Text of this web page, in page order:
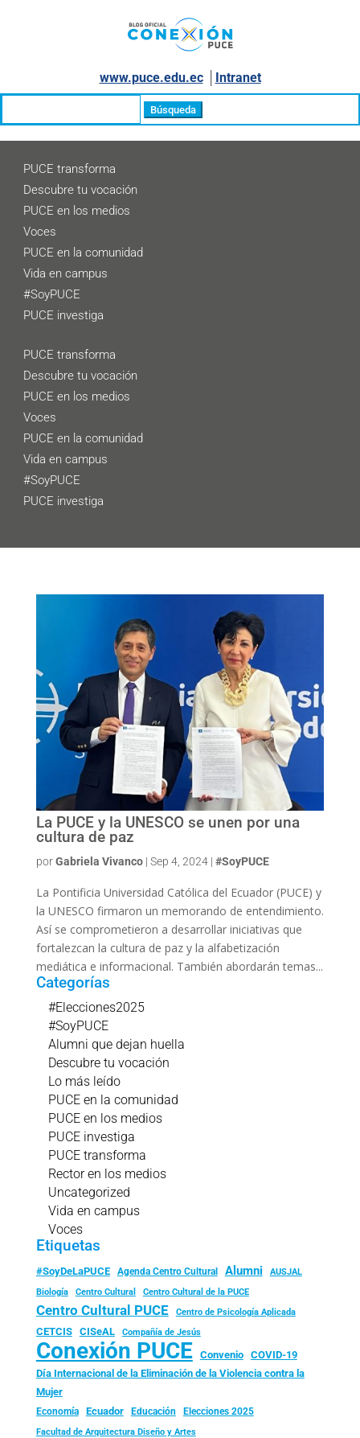
www.puce.edu.ec│ Intranet
PUCE transforma
Descubre tu vocación
PUCE en los medios
Voces
PUCE en la comunidad
Vida en campus
#SoyPUCE
PUCE investiga
PUCE transforma
Descubre tu vocación
PUCE en los medios
Voces
PUCE en la comunidad
Vida en campus
#SoyPUCE
PUCE investiga
La PUCE y la UNESCO se unen por una
cultura de paz
porGabriela Vivanco| Sep 4, 2024| #SoyPUCE
La Pontificia Universidad Católica del Ecuador (PUCE) y
la UNESCO firmaron un memorando de entendimiento.
Así se comprometieron a desarrollar iniciativas que
fortalezcan la cultura de paz y la alfabetización
mediática e informacional. También abordarán temas...
Categorías
#Elecciones2025
#SoyPUCE
Alumni que dejan huella
Descubre tu vocación
Lo más leído
PUCE en la comunidad
PUCE en los medios
PUCE investiga
PUCE transforma
Rector en los medios
Uncategorized
Vida en campus
Voces
Etiquetas
#SoyDeLaPUCE Agenda Centro Cultural Alumni
AUSJAL
Biología
Centro Cultural Centro Cultural de la PUCE
Centro Cultural PUCE Centro de Psicología Aplicada
CETCIS CISeAL Compañía de Jesús
Conexión PUCE Convenio
COVID-19
Día Internacional de la Eliminación de la Violencia contra la
Mujer
Economía Ecuador Educación Elecciones 2025
Facultad de Arquitectura Diseño y Artes